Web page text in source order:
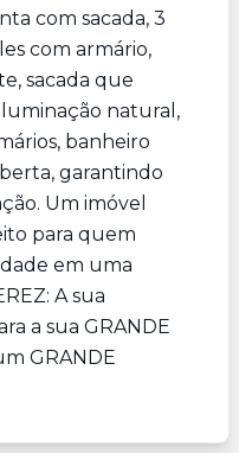
com sacada, 3
com armário,
sacada que
natural,
banheiro
garantindo
Um imóvel
para quem
em uma
A sua
a sua GRANDE
GRANDE